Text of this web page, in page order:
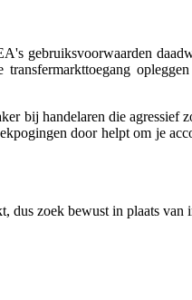
gebruiksvoorwaarden
bij handelaren die agressief
door helpt om je
zoek bewust in plaats van